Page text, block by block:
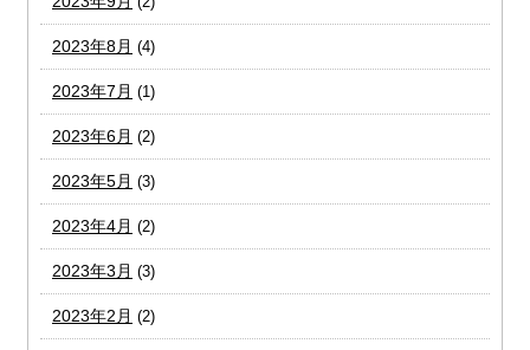
2023年8月 (4)
2023年7月 (1)
2023年6月 (2)
2023年5月 (3)
2023年4月 (2)
2023年3月 (3)
2023年2月 (2)